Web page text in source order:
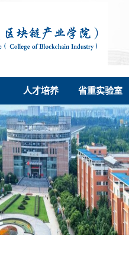
人才培养 省重实验室